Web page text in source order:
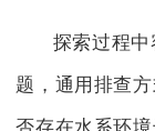
探索过程中
题，通用排查